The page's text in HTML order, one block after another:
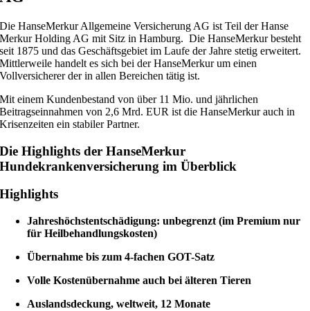
Die HanseMerkur Allgemeine Versicherung AG ist Teil der Hanse
Merkur Holding AG mit Sitz in Hamburg. Die HanseMerkur besteht
seit 1875 und das Geschäftsgebiet im Laufe der Jahre stetig erweitert.
Mittlerweile handelt es sich bei der HanseMerkur um einen
Vollversicherer der in allen Bereichen tätig ist.
Mit einem Kundenbestand von über 11 Mio. und jährlichen
Beitragseinnahmen von 2,6 Mrd. EUR ist die HanseMerkur auch in
Krisenzeiten ein stabiler Partner.
Die Highlights der HanseMerkur
Hundekrankenversicherung im Überblick
Highlights
Jahreshöchstentschädigung: unbegrenzt (im Premium nur
für Heilbehandlungskosten)
Übernahme bis zum 4-fachen GOT-Satz
Volle Kostenübernahme auch bei älteren Tieren
Auslandsdeckung, weltweit, 12 Monate